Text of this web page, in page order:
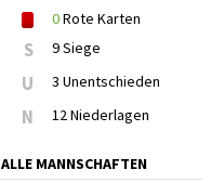
0Rote Karten
S 9 Siege
U 3 Unentschieden
N 12 Niederlagen
ALLE MANNSCHAFTEN